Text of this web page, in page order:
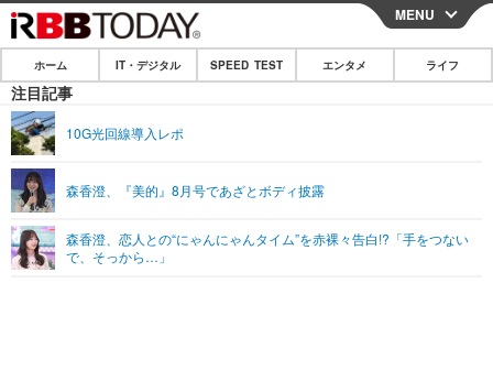
CLOSE
ホーム
IT・デジタル
ショッピング その他
SPEED TEST
エンタメ
エンタメTOP
ライフ
MENU
ホーム IT・デジタル SPEED TEST エンタメ ライフ
注目記事
10G光回線導入レポ
森香澄、『美的』8月号であざとボディ披露
森香澄、恋人との“にゃんにゃんタイム”を赤裸々告白!?「手をつない
で、そっから…」